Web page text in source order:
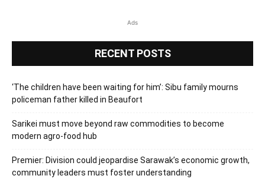
Ads
RECENT POSTS
‘The children have been waiting for him’: Sibu family mourns
policeman father killed in Beaufort
Sarikei must move beyond raw commodities to become
modern agro-food hub
Premier: Division could jeopardise Sarawak’s economic growth,
community leaders must foster understanding